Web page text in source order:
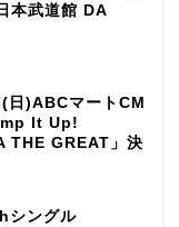
本武道館 DA
)ABCマートCM
It Up!
THE GREAT」決
シングル